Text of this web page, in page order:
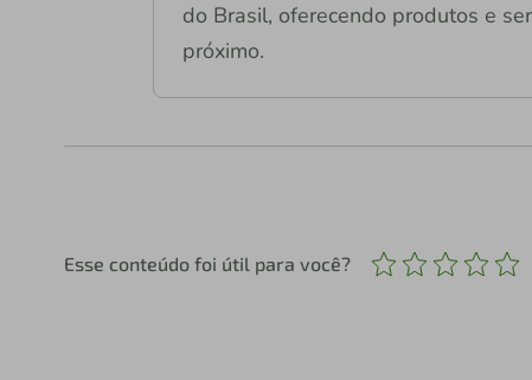
do Brasil, oferecendo produtos e
próximo.
Esse conteúdo foi útil para você?